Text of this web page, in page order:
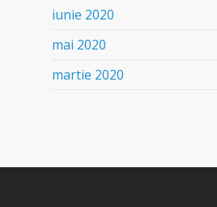
iunie 2020
mai 2020
martie 2020